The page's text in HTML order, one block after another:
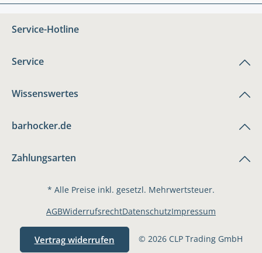
Service-Hotline
Service
Wissenswertes
barhocker.de
Zahlungsarten
* Alle Preise inkl. gesetzl. Mehrwertsteuer.
Vertrag widerrufen © 2026 CLP Trading GmbH
AGBWiderrufsrechtDatenschutzImpressum